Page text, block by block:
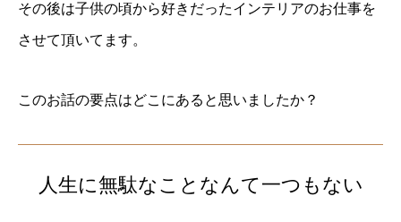
その後は子供の頃から好きだったインテリアのお仕事を
させて頂いてます。
このお話の要点はどこにあると思いましたか？
人生に無駄なことなんて一つもない